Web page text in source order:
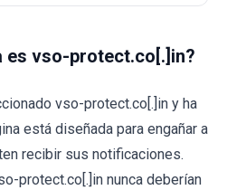
es vso-protect.co[.]in?
vso-protect.co[.]in y ha
está diseñada para engañar a
recibir sus notificaciones.
protect.co[.]in nunca deberían